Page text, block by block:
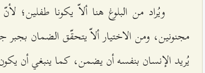
ويُراد من البلوغ هنا ألاّ يكونا طفلين؛
مجنونين، ومن الاختيار ألاّ يتحقّق الضمان بجبر
يُريد الإنسان بنفسه أن يضمن، كما ينبغي أن